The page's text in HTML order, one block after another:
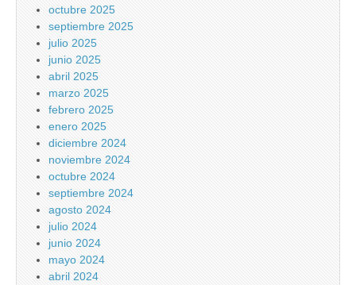
octubre 2025
septiembre 2025
julio 2025
junio 2025
abril 2025
marzo 2025
febrero 2025
enero 2025
diciembre 2024
noviembre 2024
octubre 2024
septiembre 2024
agosto 2024
julio 2024
junio 2024
mayo 2024
abril 2024